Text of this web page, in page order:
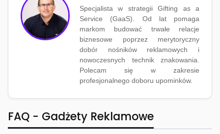
Specjalista w strategii Gifting as a
Service (GaaS). Od lat pomaga
markom budować trwałe relacje
biznesowe poprzez merytoryczny
dobór nośników reklamowych i
nowoczesnych technik znakowania.
Polecam się w zakresie
profesjonalnego doboru upominków.
FAQ - Gadżety Reklamowe